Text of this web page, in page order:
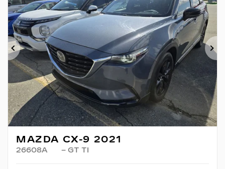
Précédent
MAZDA CX-9 2021
26608A – GT TI